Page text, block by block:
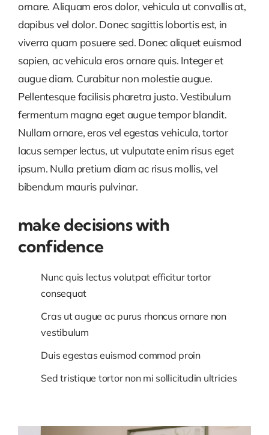
ornare. Aliquam eros dolor, vehicula ut convallis at,
dapibus vel dolor. Donec sagittis lobortis est, in
viverra quam posuere sed. Donec aliquet euismod
sapien, ac vehicula eros ornare quis. Integer et
augue diam. Curabitur non molestie augue.
Pellentesque facilisis pharetra justo. Vestibulum
fermentum magna eget augue tempor blandit.
Nullam ornare, eros vel egestas vehicula, tortor
lacus semper lectus, ut vulputate enim risus eget
ipsum. Nulla pretium diam ac risus mollis, vel
bibendum mauris pulvinar.
make decisions with
confidence
Nunc quis lectus volutpat efficitur tortor
consequat
Cras ut augue ac purus rhoncus ornare non
vestibulum
Duis egestas euismod commod proin
Sed tristique tortor non mi sollicitudin ultricies